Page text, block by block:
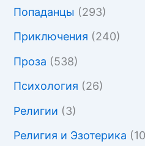
Попаданцы (293)
Приключения (240)
Проза (538)
Психология (26)
Религии (3)
Религия и Эзотерика